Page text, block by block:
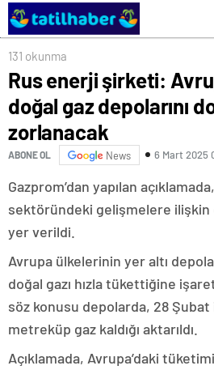
131 okunma
Rus enerji şirketi:
doğal gaz depolarını
zorlanacak
ABONE OL News 6 Mart 2025
Gazprom’dan yapılan
sektöründeki gelişmelere
yer verildi.
Avrupa ülkelerinin yer altı
doğal gazı hızla tükettiğine
söz konusu depolarda, 28
metreküp gaz kaldığı aktarıldı.
Açıklamada, Avrupa’daki